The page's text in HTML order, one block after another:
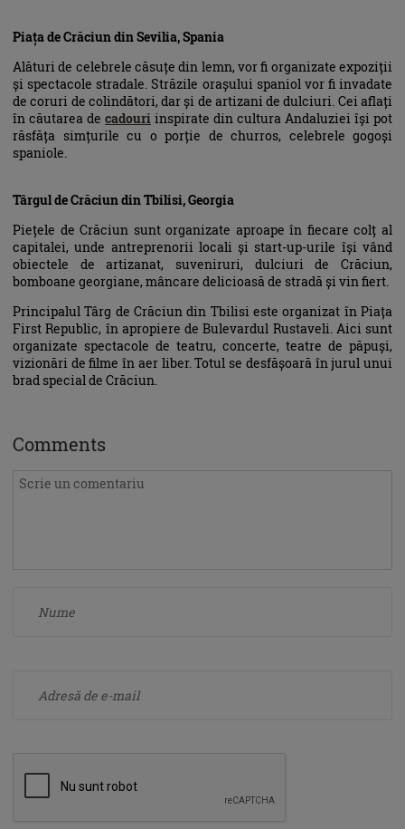
Piața de Crăciun din Sevilia, Spania
Alături de celebrele căsuțe din lemn, vor fi organizate expoziții
și spectacole stradale. Străzile orașului spaniol vor fi invadate
de coruri de colindători, dar și de artizani de dulciuri. Cei aflați
în căutarea de cadouri inspirate din cultura Andaluziei își pot
răsfăța simțurile cu o porție de churros, celebrele gogoși
spaniole.
Târgul de Crăciun din Tbilisi, Georgia
Piețele de Crăciun sunt organizate aproape în fiecare colț al
capitalei, unde antreprenorii locali și start-up-urile își vând
obiectele de artizanat, suveniruri, dulciuri de Crăciun,
bomboane georgiane, mâncare delicioasă de stradă și vin fiert.
Principalul Târg de Crăciun din Tbilisi este organizat în Piața
First Republic, în apropiere de Bulevardul Rustaveli. Aici sunt
organizate spectacole de teatru, concerte, teatre de păpuși,
vizionări de filme în aer liber. Totul se desfășoară în jurul unui
brad special de Crăciun.
Comments